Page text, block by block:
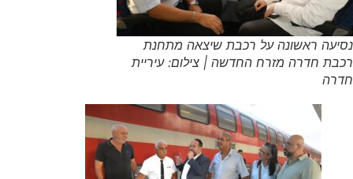
ראשונה על רכבת שיצאה מתחנת
מזרח החדשה | צילום: עיריית